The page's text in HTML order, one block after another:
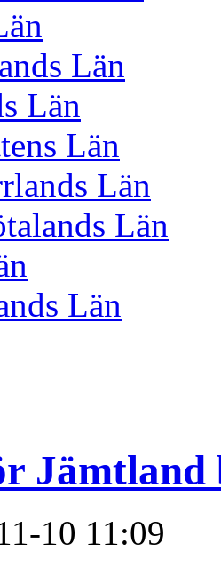
Län
Län
Län
Län
Län
Län
Jämtland
10 11:09